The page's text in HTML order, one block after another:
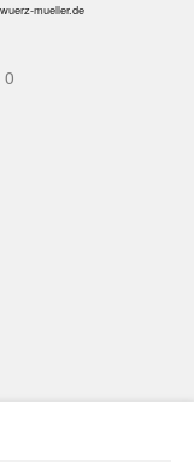
mueller.de
0